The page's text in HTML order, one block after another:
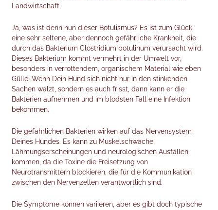
Landwirtschaft.
Ja, was ist denn nun dieser Botulismus? Es ist zum Glück
eine sehr seltene, aber dennoch gefährliche Krankheit, die
durch das Bakterium Clostridium botulinum verursacht wird.
Dieses Bakterium kommt vermehrt in der Umwelt vor,
besonders in verrottendem, organischem Material wie eben
Gülle. Wenn Dein Hund sich nicht nur in den stinkenden
Sachen wälzt, sondern es auch frisst, dann kann er die
Bakterien aufnehmen und im blödsten Fall eine Infektion
bekommen.
Die gefährlichen Bakterien wirken auf das Nervensystem
Deines Hundes. Es kann zu Muskelschwäche,
Lähmungserscheinungen und neurologischen Ausfällen
kommen, da die Toxine die Freisetzung von
Neurotransmittern blockieren, die für die Kommunikation
zwischen den Nervenzellen verantwortlich sind.
Die Symptome können variieren, aber es gibt doch typische